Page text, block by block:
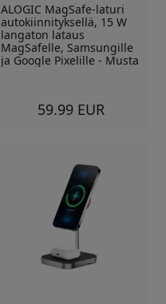
ALOGIC MagSafe-laturi
autokiinnityksellä, 15 W
langaton lataus
MagSafelle, Samsungille
ja Google Pixelille - Musta
59.99 EUR